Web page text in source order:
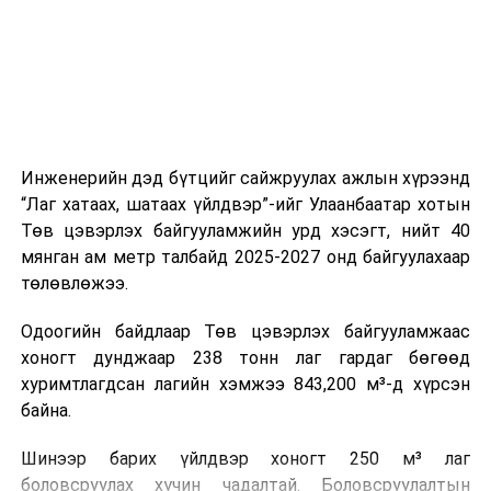
өдөр тутмын ажлын бэлэн байдлыг хангах зэрэг
практик ур чадварыг сургалтын хөтөлбөрт тусгажээ.
Сургалтыг танилцуулах лекц, асуулт-хариулт,
жишээнд суурилсан сургалт, багаар ажиллах дасгал,
танилцах, онцгой нөхцөлд ажиллах дадлага зэрэг
онол, практик хосолсон хэлбэрээр зохион байгуулж
байна.
зохион байгуулах Үндэсний хорооны Ажлын алба,
Инженерийн дэд бүтцийг сайжруулах ажлын хүрээнд
“Лаг хатаах, шатаах үйлдвэр”-ийг Улаанбаатар хотын
Төв цэвэрлэх байгууламжийн урд хэсэгт, нийт 40
мянган ам метр талбайд 2025-2027 онд байгуулахаар
төлөвлөжээ.
Одоогийн байдлаар Төв цэвэрлэх байгууламжаас
хоногт дунджаар 238 тонн лаг гардаг бөгөөд
хуримтлагдсан лагийн хэмжээ 843,200 м³-д хүрсэн
байна.
Шинээр барих үйлдвэр хоногт 250 м³ лаг
боловсруулах хүчин чадалтай. Боловсруулалтын